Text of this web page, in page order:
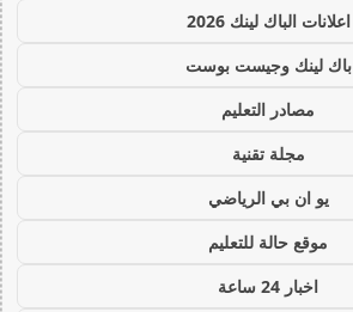
اعلانات الباك لينك 2026
باك لينك وجيست بوست
مصادر التعليم
مجلة تقنية
يو ان بي الرياضي
موقع حالة للتعليم
اخبار 24 ساعة